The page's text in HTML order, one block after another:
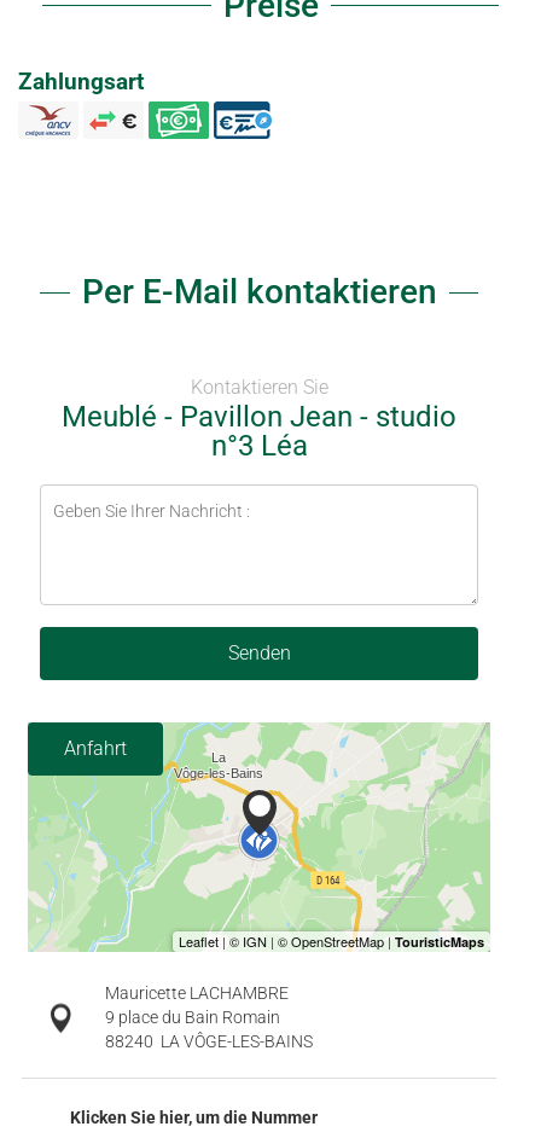
Zahlungsart
Per E-Mail kontaktieren
Kontaktieren Sie
Meublé - Pavillon Jean - studio
n°3 Léa
Senden
Anfahrt
Mauricette LACHAMBRE
9 place du Bain Romain
88240 LA VÔGE-LES-BAINS
Klicken Sie hier, um die Nummer